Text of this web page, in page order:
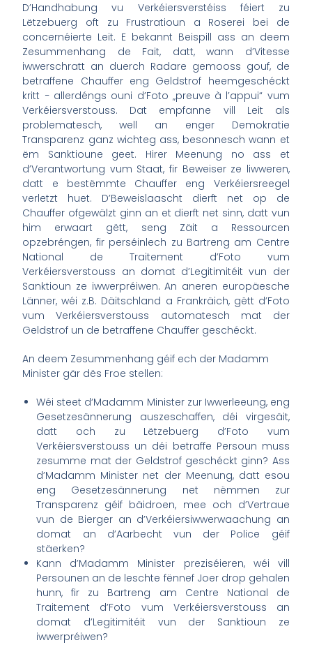
D’Handhabung vu Verkéiersverstéiss féiert zu
Lëtzebuerg oft zu Frustratioun a Roserei bei de
concernéierte Leit. E bekannt Beispill ass an deem
Zesummenhang de Fait, datt, wann d’Vitesse
iwwerschratt an duerch Radare gemooss gouf, de
betraffene Chauffer eng Geldstrof heemgeschéckt
kritt − allerdéngs ouni d’Foto „preuve à l’appui“ vum
Verkéiersverstouss. Dat empfanne vill Leit als
problematesch, well an enger Demokratie
Transparenz ganz wichteg ass, besonnesch wann et
ëm Sanktioune geet. Hirer Meenung no ass et
d’Verantwortung vum Staat, fir Beweiser ze liwweren,
datt e bestëmmte Chauffer eng Verkéiersreegel
verletzt huet. D’Beweislaascht dierft net op de
Chauffer ofgewälzt ginn an et dierft net sinn, datt vun
him erwaart gëtt, seng Zäit a Ressourcen
opzebréngen, fir perséinlech zu Bartreng am Centre
National de Traitement d’Foto vum
Verkéiersverstouss an domat d’Legitimitéit vun der
Sanktioun ze iwwerpréiwen. An aneren europäesche
Länner, wéi z.B. Däitschland a Frankräich, gëtt d’Foto
vum Verkéiersverstouss automatesch mat der
Geldstrof un de betraffene Chauffer geschéckt.
An deem Zesummenhang géif ech der Madamm
Minister gär dës Froe stellen:
Wéi steet d‘Madamm Minister zur Iwwerleeung, eng
Gesetzesännerung auszeschaffen, déi virgesäit,
datt och zu Lëtzebuerg d’Foto vum
Verkéiersverstouss un déi betraffe Persoun muss
zesumme mat der Geldstrof geschéckt ginn? Ass
d’Madamm Minister net der Meenung, datt esou
eng Gesetzesännerung net nëmmen zur
Transparenz géif bäidroen, mee och d’Vertraue
vun de Bierger an d’Verkéiersiwwerwaachung an
domat an d’Aarbecht vun der Police géif
stäerken?
Kann d’Madamm Minister preziséieren, wéi vill
Persounen an de leschte fënnef Joer drop gehalen
hunn, fir zu Bartreng am Centre National de
Traitement d’Foto vum Verkéiersverstouss an
domat d’Legitimitéit vun der Sanktioun ze
iwwerpréiwen?